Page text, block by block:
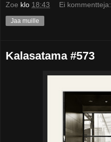
Zoe klo 18:43 Ei kommentteja:
Jaa muille
Kalasatama #573